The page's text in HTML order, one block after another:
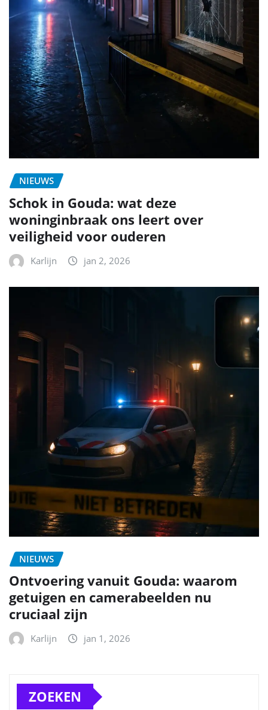
NIEUWS
Schok in Gouda: wat deze
woninginbraak ons leert over
veiligheid voor ouderen
Karlijn jan 2, 2026
NIEUWS
Ontvoering vanuit Gouda: waarom
getuigen en camerabeelden nu
cruciaal zijn
Karlijn jan 1, 2026
ZOEKEN